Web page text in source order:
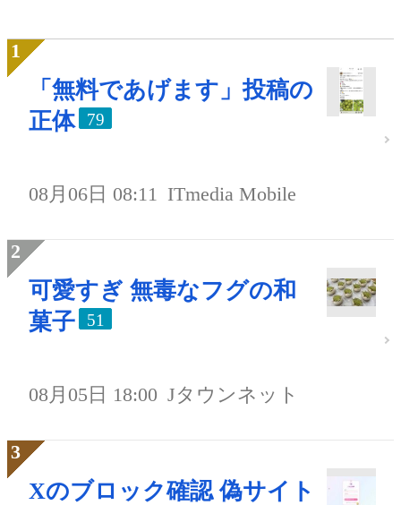
「無料であげます」投稿の
正体
79
08月06日 08:11 ITmedia Mobile
可愛すぎ 無毒なフグの和
菓子
51
08月05日 18:00 Jタウンネット
Xのブロック確認 偽サイト